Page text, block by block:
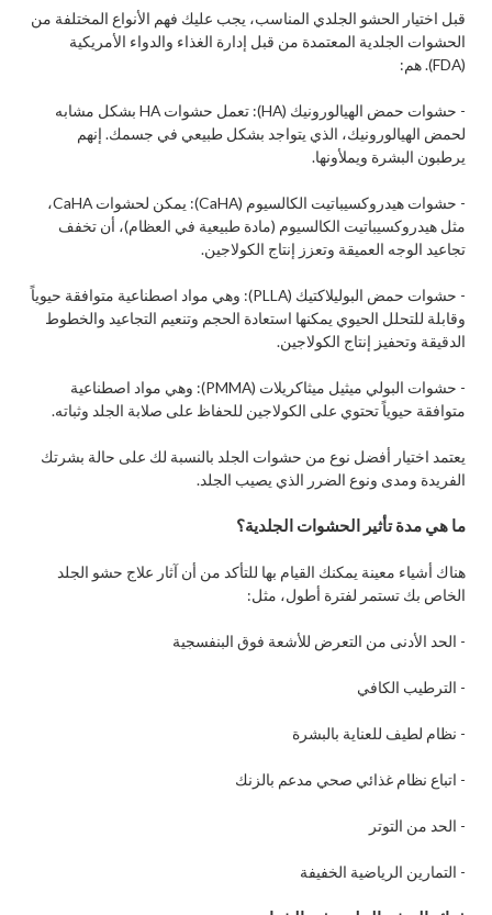
قبل اختيار الحشو الجلدي المناسب، يجب عليك فهم الأنواع المختلفة من
الحشوات الجلدية المعتمدة من قبل إدارة الغذاء والدواء الأمريكية
(FDA). هم:
- حشوات حمض الهيالورونيك (HA): تعمل حشوات HA بشكل مشابه
لحمض الهيالورونيك، الذي يتواجد بشكل طبيعي في جسمك. إنهم
يرطبون البشرة ويملأونها.
- حشوات هيدروكسيباتيت الكالسيوم (CaHA): يمكن لحشوات CaHA،
مثل هيدروكسيباتيت الكالسيوم (مادة طبيعية في العظام)، أن تخفف
تجاعيد الوجه العميقة وتعزز إنتاج الكولاجين.
- حشوات حمض البوليلاكتيك (PLLA): وهي مواد اصطناعية متوافقة حيوياً
وقابلة للتحلل الحيوي يمكنها استعادة الحجم وتنعيم التجاعيد والخطوط
الدقيقة وتحفيز إنتاج الكولاجين.
- حشوات البولي ميثيل ميثاكريلات (PMMA): وهي مواد اصطناعية
متوافقة حيوياً تحتوي على الكولاجين للحفاظ على صلابة الجلد وثباته.
يعتمد اختيار أفضل نوع من حشوات الجلد بالنسبة لك على حالة بشرتك
الفريدة ومدى ونوع الضرر الذي يصيب الجلد.
ما هي مدة تأثير الحشوات الجلدية؟​
هناك أشياء معينة يمكنك القيام بها للتأكد من أن آثار علاج حشو الجلد
الخاص بك تستمر لفترة أطول، مثل:
- الحد الأدنى من التعرض للأشعة فوق البنفسجية
- الترطيب الكافي
- نظام لطيف للعناية بالبشرة
- اتباع نظام غذائي صحي مدعم بالزنك
- الحد من التوتر
- التمارين الرياضية الخفيفة